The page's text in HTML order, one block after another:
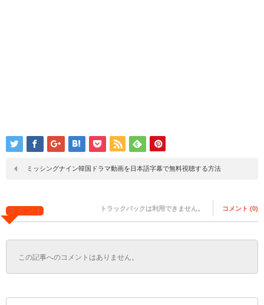
ミッシングナイン韓国ドラマ動画を日本語字幕で無料視聴する方法
コメント トラックバックは利用できません。 コメント (0)
この記事へのコメントはありません。